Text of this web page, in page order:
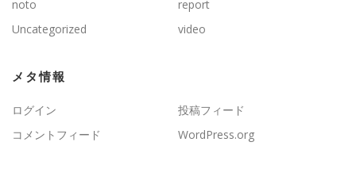
noto
report
Uncategorized
video
メタ情報
ログイン
投稿フィード
コメントフィード
WordPress.org